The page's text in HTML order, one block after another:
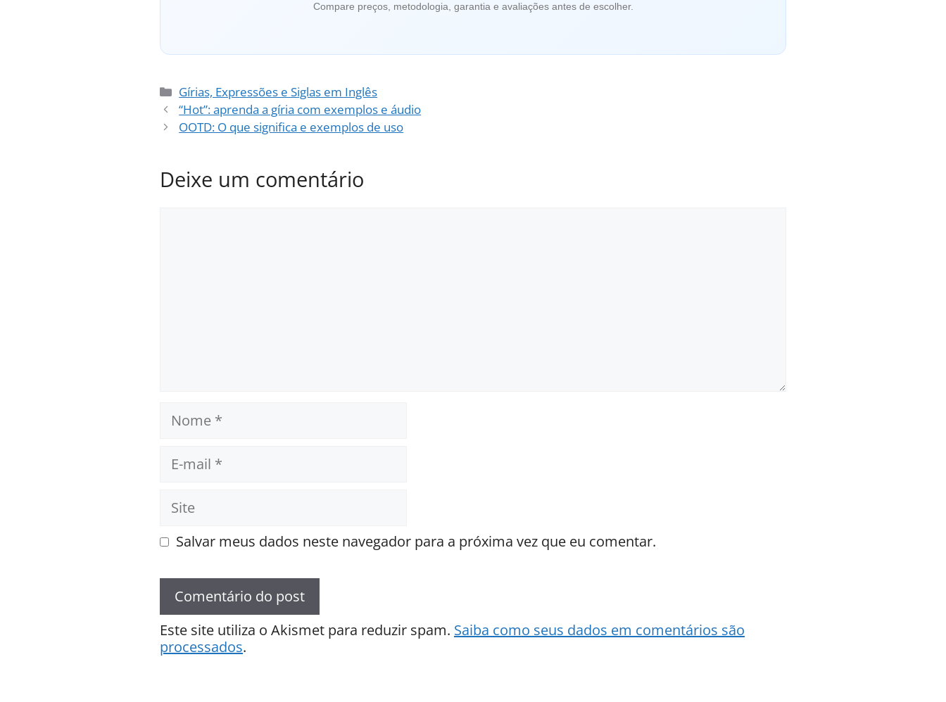
Compare preços, metodologia, garantia e avaliações antes de escolher.
Categorias
Gírias, Expressões e Siglas em Inglês
“Hot”: aprenda a gíria com exemplos e áudio
OOTD: O que significa e exemplos de uso
Deixe um comentário
mail
Salvar meus dados neste navegador para a próxima vez que eu comentar.
Este site utiliza o Akismet para reduzir spam. Saiba como seus dados em comentários são
processados.